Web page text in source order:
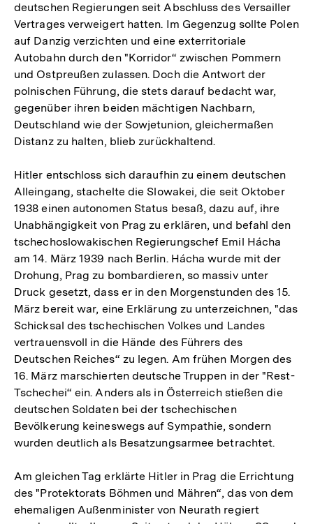
deutschen Regierungen seit Abschluss des Versailler
Vertrages verweigert hatten. Im Gegenzug sollte Polen
auf Danzig verzichten und eine exterritoriale
Autobahn durch den "Korridor“ zwischen Pommern
und Ostpreußen zulassen. Doch die Antwort der
polnischen Führung, die stets darauf bedacht war,
gegenüber ihren beiden mächtigen Nachbarn,
Deutschland wie der Sowjetunion, gleichermaßen
Distanz zu halten, blieb zurückhaltend.
Hitler entschloss sich daraufhin zu einem deutschen
Alleingang, stachelte die Slowakei, die seit Oktober
1938 einen autonomen Status besaß, dazu auf, ihre
Unabhängigkeit von Prag zu erklären, und befahl den
tschechoslowakischen Regierungschef Emil Hácha
am 14. März 1939 nach Berlin. Hácha wurde mit der
Drohung, Prag zu bombardieren, so massiv unter
Druck gesetzt, dass er in den Morgenstunden des 15.
März bereit war, eine Erklärung zu unterzeichnen, "das
Schicksal des tschechischen Volkes und Landes
vertrauensvoll in die Hände des Führers des
Deutschen Reiches“ zu legen. Am frühen Morgen des
16. März marschierten deutsche Truppen in der "Rest-
Tschechei“ ein. Anders als in Österreich stießen die
deutschen Soldaten bei der tschechischen
Bevölkerung keineswegs auf Sympathie, sondern
wurden deutlich als Besatzungsarmee betrachtet.
Am gleichen Tag erklärte Hitler in Prag die Errichtung
des "Protektorats Böhmen und Mähren“, das von dem
ehemaligen Außenminister von Neurath regiert